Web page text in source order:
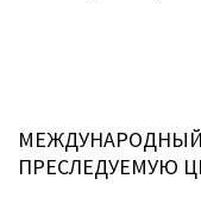
ПРЕСЛЕДУЕМУЮ